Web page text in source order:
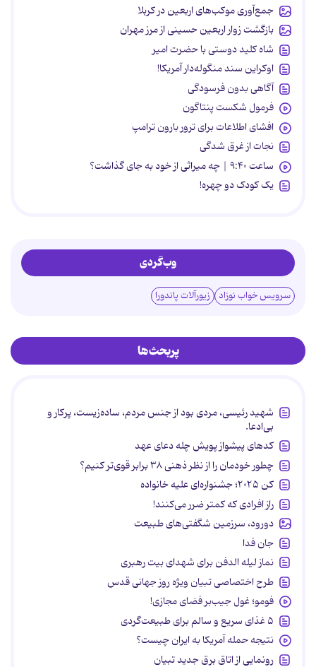
جمع‌آوری موکب‌های اربعین در کربلا
بازگشت زوار اربعین حسینی از مرز مهران
شاه کلید دوستی با حضرت امیر
اوکراین سند منگوله‌دار آمریکا!
آگاهی بدون فرسودگی
فرمول شکست پنتاگون
افشای اطلاعات برای ترور بارون ترامپ
نجات از غرق شدگی
ساعت ۹:۴۰ | چه میراثی از خود به جای گذاشت؟
یک کودک دو چهره!
وب‌گردی
سرویس خواب نوزاد زیورآلات پاندورا
پربحث‌ها
شهید رئیسی، مردی بود از جنس مردم، ساده‌زیست، پرکار و
بی‌ادعا.
کدهای پیشواز پویش چله دعای عهد
چطور خودمان را از نظر ذهنی ۳۸ برابر قوی‌تر کنیم؟
کن ۲۰۲۵؛ جشنواره‌ای علیه خانواده
راز افرادی که کمتر ضرر می‌کنند!
دورود، سرزمین شگفتی‌های طبیعت
جان فدا
نماز لیله الدفن برای شهدای بیت رهبری
طرح اختصاصی تبیان ویژه روز جهانی قدس
فومو؛ غول جیب‌بر فضای مجازی!
۵ غذای سریع و سالم برای طبیعت‌گردی
نتیجه حمله آمریکا به ایران چیست؟
رونمایی از اتاق برق جدید تبیان